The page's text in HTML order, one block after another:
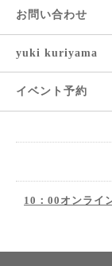
お問い合わせ
yuki kuriyama
イベント予約
10：00オンライ